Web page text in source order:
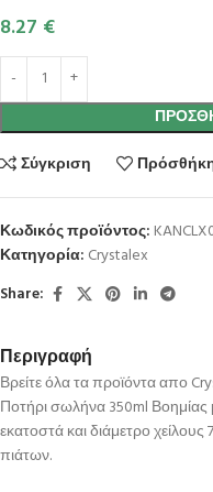
8.27 €
Σύγκριση
Κωδικός προϊόντος:
Κατηγορία: Crystalex
Share:
Περιγραφή
Βρείτε όλα τα προϊόντα απο
Ποτήρι σωλήνα 350ml
εκατοστά και διάμετρο
πιάτων.